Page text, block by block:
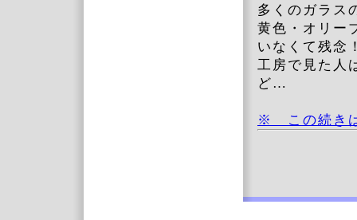
多くのガラス
黄色・オリー
いなくて残念
工房で見た人
ど…
※ この続き